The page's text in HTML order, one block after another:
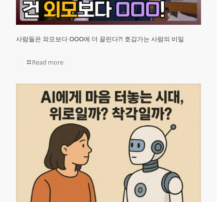
사람들은 외모보다 OOO에 더 끌린다?! 호감가는 사람의 비밀
Read more